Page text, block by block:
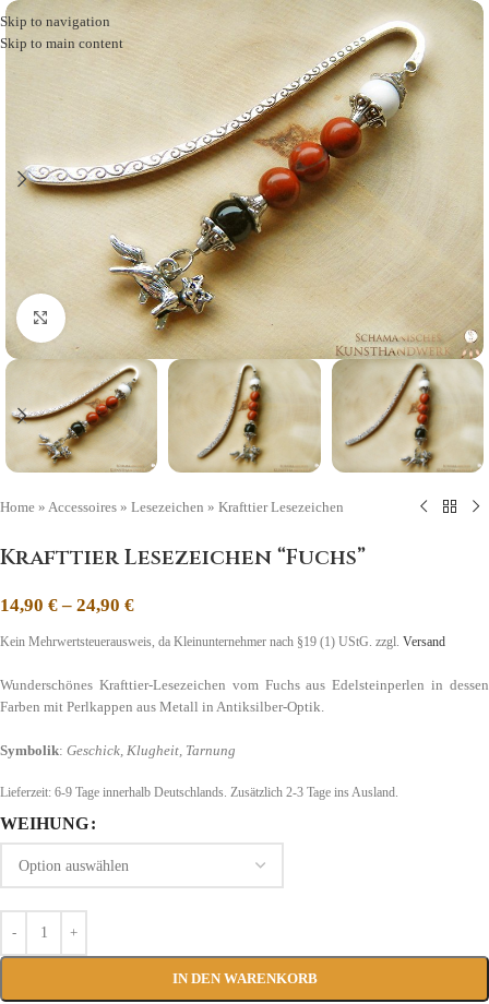
Skip to navigation
Skip to main content
Click to enlarge
Home » Accessoires » Lesezeichen » Krafttier Lesezeichen
Krafttier Lesezeichen “Fuchs”
14,90 €– 24,90 €
Kein Mehrwertsteuerausweis, da Kleinunternehmer nach §19 (1) UStG. zzgl. Versand
Wunderschönes Krafttier-Lesezeichen vom Fuchs aus Edelsteinperlen in dessen
Farben mit Perlkappen aus Metall in Antiksilber-Optik.
Symbolik: Geschick, Klugheit, Tarnung
Lieferzeit: 6-9 Tage innerhalb Deutschlands. Zusätzlich 2-3 Tage ins Ausland.
WEIHUNG
IN DEN WARENKORB